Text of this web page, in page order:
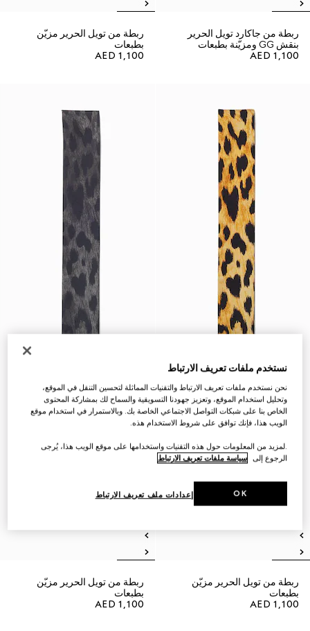
ربطة من جاكارد تويل الحرير
بنقش GG ومزيّنة بطبعات
AED 1,100
ربطة من تويل الحرير مزيّن
بطبعات
AED 1,100
ربطة من تويل الحرير مزيّن
بطبعات
AED 1,100
ربطة من تويل الحرير مزيّن
بطبعات
AED 1,100
نستخدم ملفات تعريف الارتباط
نحن نستخدم ملفات تعريف الارتباط والتقنيات المماثلة لتحسين التنقل في الموقع،
وتحليل استخدام الموقع، وتعزيز جهودنا التسويقية والسماح لك بمشاركة المحتوى
الخاص بنا على شبكات التواصل الاجتماعي الخاصة بك. وبالاستمرار في استخدام موقع
الويب هذا، فإنك توافق على شروط الاستخدام هذه.
.لمزيد من المعلومات حول هذه التقنيات واستخدامها على موقع الويب هذا، يُرجى
الرجوع إلى سياسة ملفات تعريف الارتباط
إعدادات ملف تعريف الارتباط OK